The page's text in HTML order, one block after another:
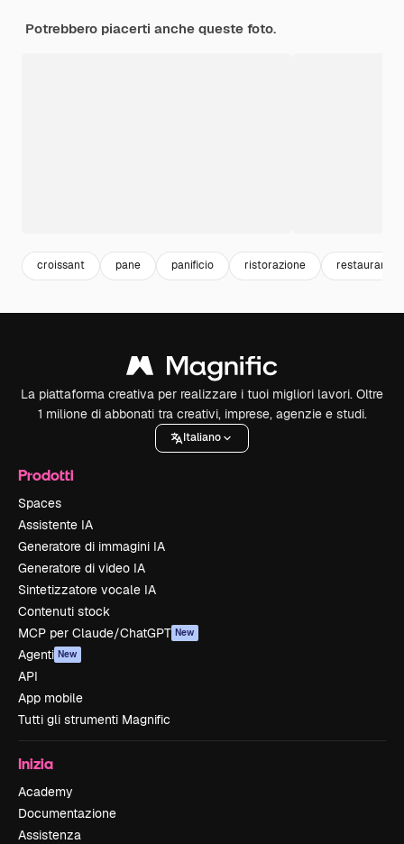
Potrebbero piacerti anche queste foto.
croissant pane panificio ristorazione restaurant
La piattaforma creativa per realizzare i tuoi migliori lavori. Oltre
1 milione di abbonati tra creativi, imprese, agenzie e studi.
Italiano
Prodotti
Spaces
Assistente IA
Generatore di immagini IA
Generatore di video IA
Sintetizzatore vocale IA
Contenuti stock
MCP per Claude/ChatGPT New
Agenti New
API
App mobile
Tutti gli strumenti Magnific
Inizia
Academy
Documentazione
Assistenza